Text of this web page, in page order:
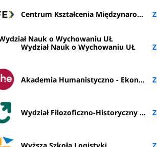
Centrum Kształcenia Międzynarodowego (IFE) PŁ
Wydział Nauk o Wychowaniu UŁ
Akademia Humanistyczno - Ekonomiczna w Łodzi
Wydział Filozoficzno-Historyczny UŁ